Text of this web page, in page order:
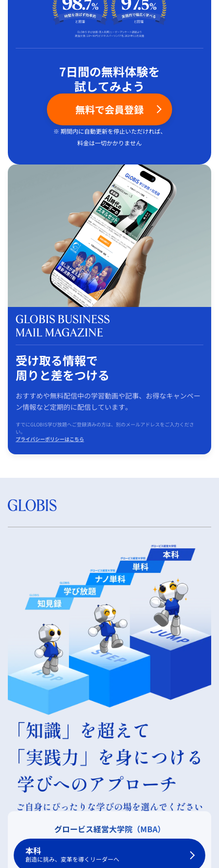
7日間の無料体験を
試してみよう
無料で会員登録
※ 期間内に自動更新を停止いただければ、
料金は一切かかりません
受け取る情報で
周りと差をつける
おすすめや無料配信中の学習動画や記事、お得なキャンペー
ン情報など定期的に配信しています。
すでにGLOBIS学び放題へご登録済みの方は、別のメールアドレスをご入力くださ
い。
プライバシーポリシーはこちら
グロービス経営大学院（MBA）
本科
創造に挑み、変革を導くリーダーへ